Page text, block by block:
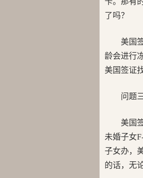
了吗？
美国
龄会进行
美国签证
问题
美国
未婚子女
子女办，
的话，无